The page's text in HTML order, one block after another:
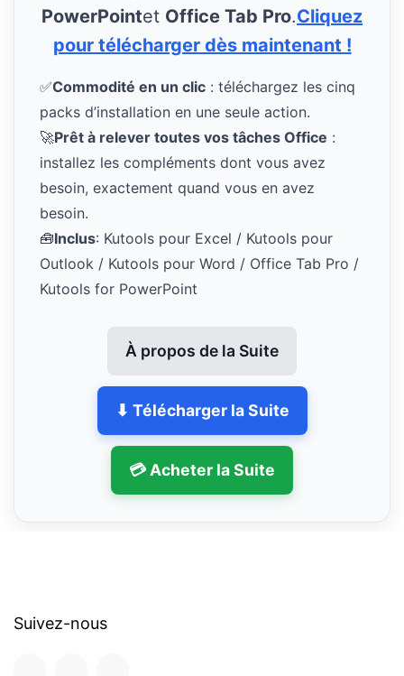
PowerPointet Office Tab Pro.Cliquez
pour télécharger dès maintenant !
✅Commodité en un clic : téléchargez les cinq
packs d’installation en une seule action.
🚀Prêt à relever toutes vos tâches Office :
installez les compléments dont vous avez
besoin, exactement quand vous en avez
besoin.
🧰Inclus: Kutools pour Excel / Kutools pour
Outlook / Kutools pour Word / Office Tab Pro /
Kutools for PowerPoint
À propos de la Suite
⬇ Télécharger la Suite
💳 Acheter la Suite
Suivez-nous